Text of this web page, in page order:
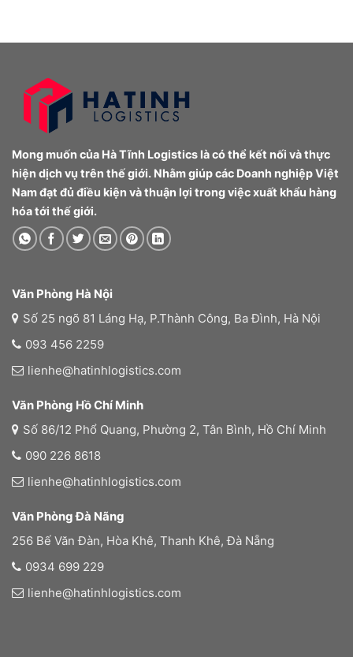
Mong muốn của Hà Tĩnh Logistics là có thể kết nối và thực
hiện dịch vụ trên thế giới. Nhằm giúp các Doanh nghiệp Việt
Nam đạt đủ điều kiện và thuận lợi trong việc xuất khẩu hàng
hóa tới thế giới.
Văn Phòng Hà Nội
Số 25 ngõ 81 Láng Hạ, P.Thành Công, Ba Đình, Hà Nội
093 456 2259
lienhe@hatinhlogistics.com
Văn Phòng Hồ Chí Minh
Số 86/12 Phổ Quang, Phường 2, Tân Bình, Hồ Chí Minh
090 226 8618
lienhe@hatinhlogistics.com
Văn Phòng Đà Nãng
256 Bế Văn Đàn, Hòa Khê, Thanh Khê, Đà Nẵng
0934 699 229
lienhe@hatinhlogistics.com